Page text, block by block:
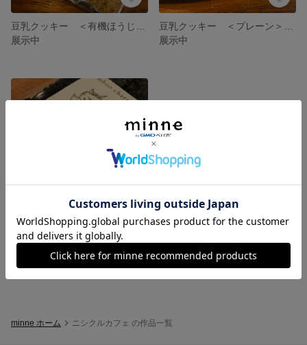
展示中
展示中
豆乳クッキー ＜竹炭＞
展示中
minne ホーム ニシクルカフェ の作品一覧